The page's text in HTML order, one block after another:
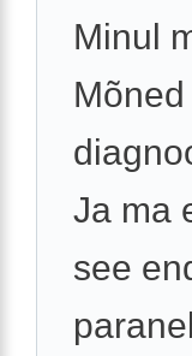
Minul
Ja ma
see